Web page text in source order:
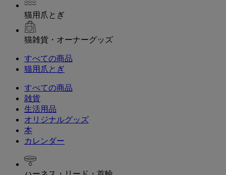
猫用爪とぎ
猫雑貨・オーナーグッズ
すべての商品
猫用爪とぎ
すべての商品
雑貨
生活用品
オリジナルグッズ
本
カレンダー